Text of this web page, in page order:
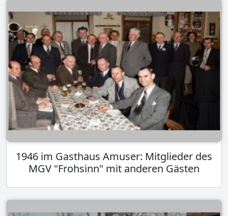
1946 im Gasthaus Amuser: Mitglieder des
MGV "Frohsinn" mit anderen Gästen